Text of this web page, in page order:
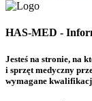
HAS-MED -
Jesteś na stronie, na
i sprzęt medyczny
wymagane